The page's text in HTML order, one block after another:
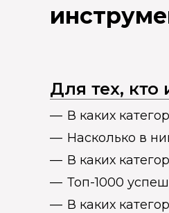
Для тех,
В каких
Насколько в
В каких
Топ-1000
В каких